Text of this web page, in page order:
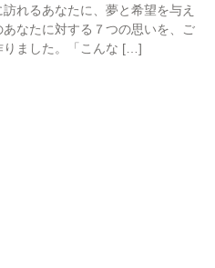
れるあなたに、夢と希望を与え
なたに対する７つの思いを、ご
りました。「こんな […]